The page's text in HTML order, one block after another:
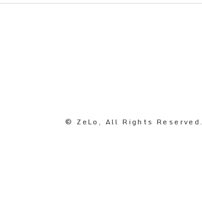
© ZeLo, All Rights Reserved.